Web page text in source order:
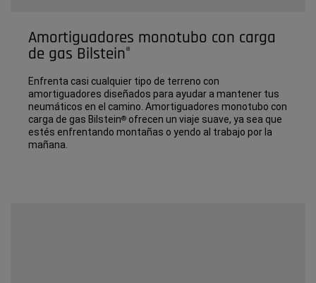
Amortiguadores monotubo con carga
de gas Bilstein®
Enfrenta casi cualquier tipo de terreno con
amortiguadores diseñados para ayudar a mantener tus
neumáticos en el camino. Amortiguadores monotubo con
carga de gas Bilstein® ofrecen un viaje suave, ya sea que
estés enfrentando montañas o yendo al trabajo por la
mañana.